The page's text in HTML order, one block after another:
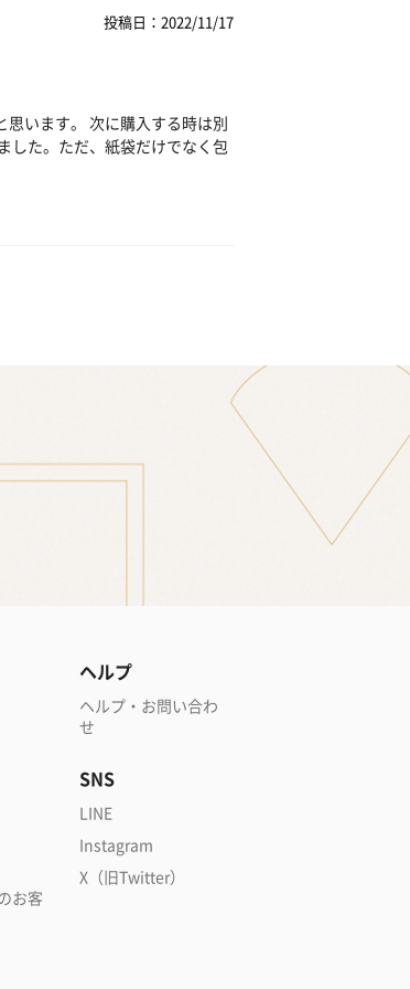
投稿日：2022/11/17
います。 次に購入する時は別
した。ただ、紙袋だけでなく包
お客
ヘルプ
ヘルプ・お問い合わ
せ
SNS
LINE
Instagram
X（旧Twitter）